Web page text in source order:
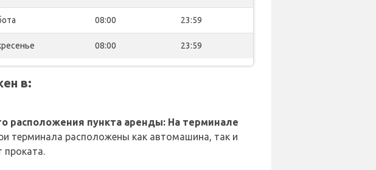
08:00 23:59
08:00 23:59
в:
расположения пункта аренды: На терминале
терминала расположены как автомашина, так и
проката.